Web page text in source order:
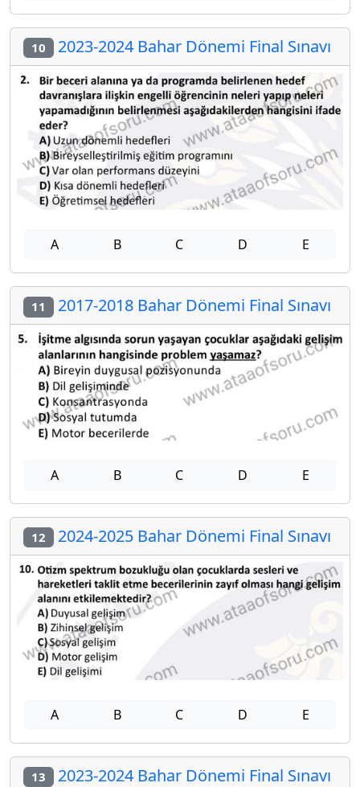
10 2023-2024 Bahar Dönemi Final Sınavı
A B C D E
11 2017-2018 Bahar Dönemi Final Sınavı
A B C D E
12 2024-2025 Bahar Dönemi Final Sınavı
A B C D E
13 2023-2024 Bahar Dönemi Final Sınavı